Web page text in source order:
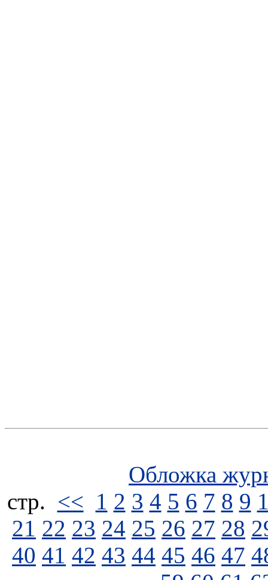
Обложка
стp. << 1 2 3 4 5 6 7 8 9
21 22 23 24 25 26 27 28
40 41 42 43 44 45 46 47